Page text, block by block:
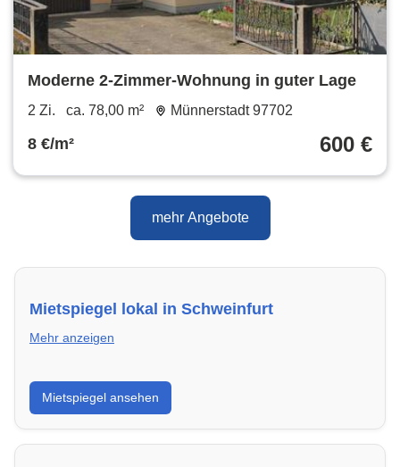
Moderne 2-Zimmer-Wohnung in guter Lage
2 Zi. ca. 78,00 m² Münnerstadt 97702
8 €/m² 600 €
mehr Angebote
Mietspiegel lokal in Schweinfurt
Mehr anzeigen
Erhalte einen Überblick über die aktuellen Mietpreise
regional in Schweinfurt. So weißt du genau, welche
Miete fair ist und wo sich ein Vergleich lohnt.
Mietspiegel ansehen